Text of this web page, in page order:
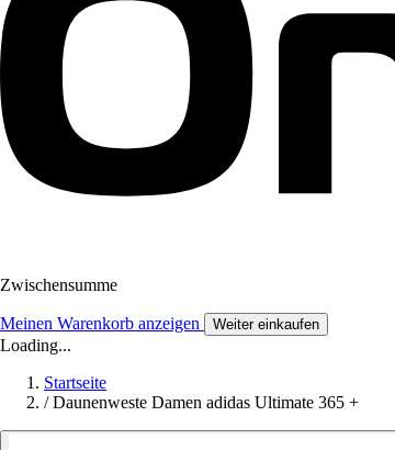
Zwischensumme
Meinen Warenkorb anzeigen Weiter einkaufen
Loading...
Startseite
/ Daunenweste Damen adidas Ultimate 365 +